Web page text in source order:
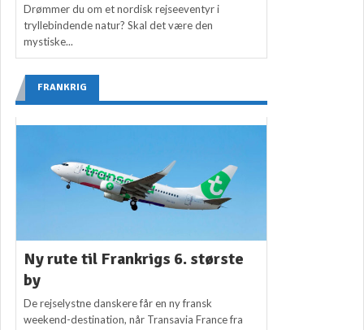
Drømmer du om et nordisk rejseeventyr i
tryllebindende natur? Skal det være den
mystiske...
FRANKRIG
Ny rute til Frankrigs 6. største
by
De rejselystne danskere får en ny fransk
weekend-destination, når Transavia France fra